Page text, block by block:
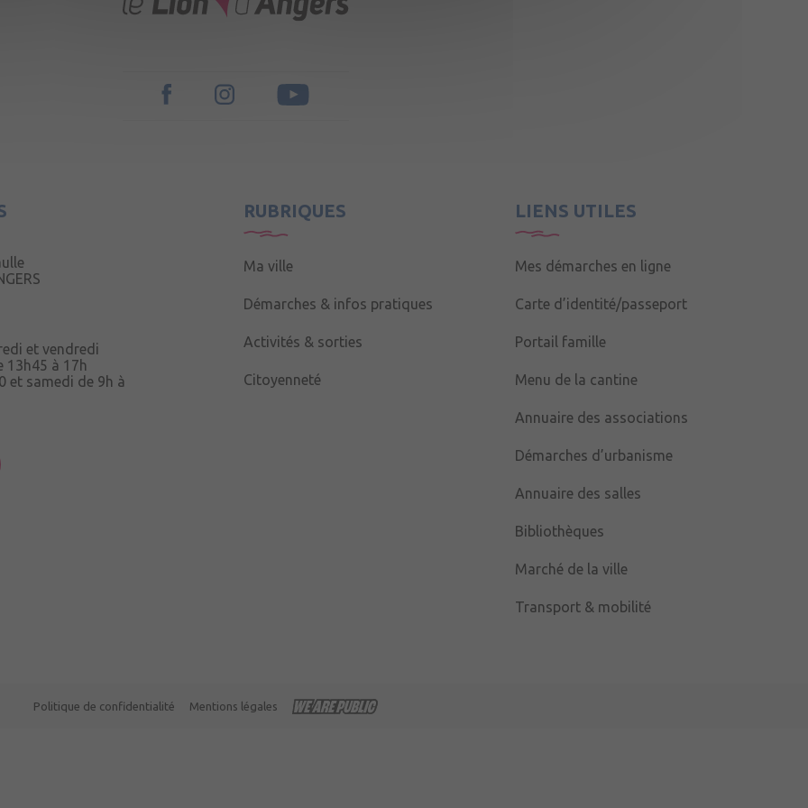
et vendredi
13h45 à 17h
et samedi de 9h à
RUBRIQUES
Ma ville
Démarches & infos pratiques
Activités & sorties
Citoyenneté
LIENS UTILES
Mes démarches en ligne
Carte d’identité/passeport
Portail famille
Menu de la cantine
Annuaire des associations
Démarches d’urbanisme
Annuaire des salles
Bibliothèques
Marché de la ville
Transport & mobilité
Politique de confidentialité Mentions légales